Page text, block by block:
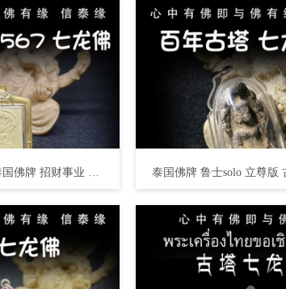
龙婆萨达 七龙佛 泰国佛牌 招财事业 生意投资 平安运势 家庭健康 挡灾避险